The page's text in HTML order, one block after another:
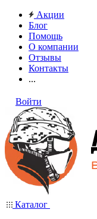
Акции
Блог
Помощь
О компании
Отзывы
Контакты
...
Войти
Каталог